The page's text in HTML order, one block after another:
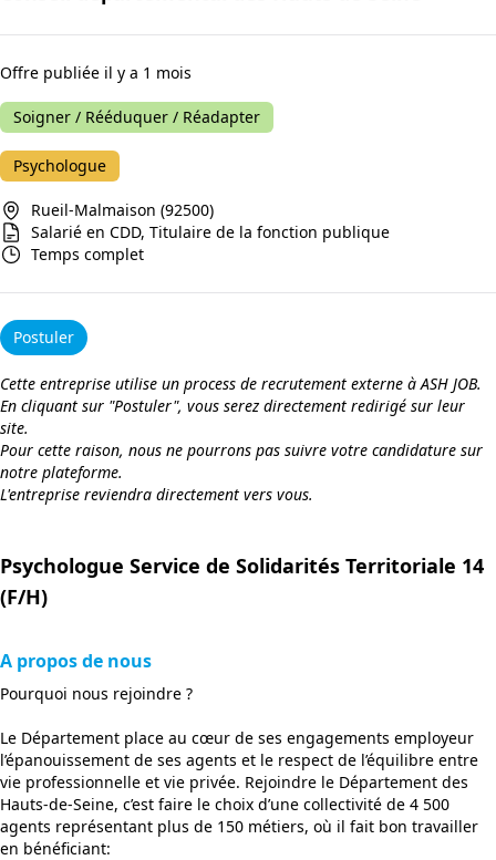
Offre publiée il y a 1 mois
Soigner / Rééduquer / Réadapter
Psychologue
Rueil-Malmaison (92500)
Salarié en CDD, Titulaire de la fonction publique
Temps complet
Postuler
Cette entreprise utilise un process de recrutement externe à ASH JOB.
En cliquant sur "Postuler", vous serez directement redirigé sur leur
site.
Pour cette raison, nous ne pourrons pas suivre votre candidature sur
notre plateforme.
L'entreprise reviendra directement vers vous.
Psychologue Service de Solidarités Territoriale 14
(F/H)
A propos de nous
Pourquoi nous rejoindre ?
Le Département place au cœur de ses engagements employeur
l’épanouissement de ses agents et le respect de l’équilibre entre
vie professionnelle et vie privée. Rejoindre le Département des
Hauts-de-Seine, c’est faire le choix d’une collectivité de 4 500
agents représentant plus de 150 métiers, où il fait bon travailler
en bénéficiant: